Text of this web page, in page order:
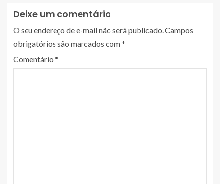
Deixe um comentário
O seu endereço de e-mail não será publicado.Campos
obrigatórios são marcados com*
Comentário *